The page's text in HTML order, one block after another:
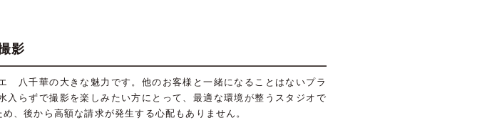
影
八千華の大きな魅力です。他のお客様と一緒になることはないプラ
らずで撮影を楽しみたい方にとって、最適な環境が整うスタジオで
、後から高額な請求が発生する心配もありません。